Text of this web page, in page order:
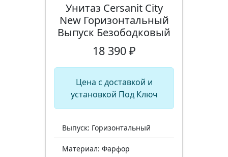
Унитаз Cersanit City
New Горизонтальный
Выпуск Безободковый
18 390 ₽
Цена с доставкой и
установкой Под Ключ
Выпуск: Горизонтальный
Материал: Фарфор